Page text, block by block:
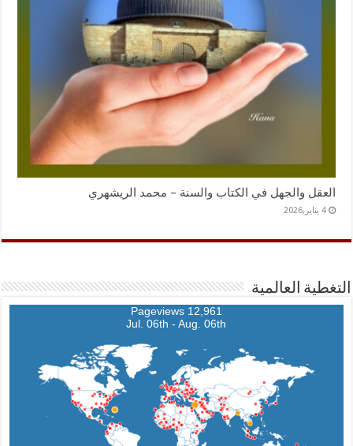
العقل والجهل في الكتاب والسنة – محمد الريشهري
4 يناير,2026
التغطية العالمية
12,961 Pageviews
Jul. 06th - Aug. 06th